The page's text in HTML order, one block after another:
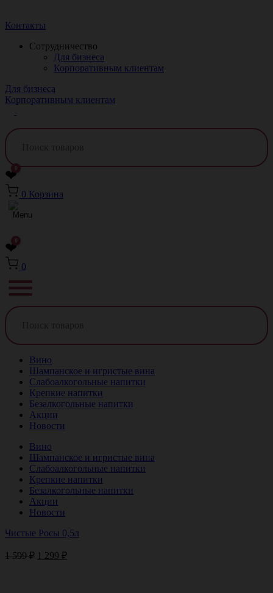
Контакты
Сотрудничество
Для бизнеса
Корпоративным клиентам
Для бизнеса
Корпоративным клиентам
❤0
0 Корзина
❤0
0
Вино
Шампанское и игристые вина
Слабоалкогольные напитки
Крепкие напитки
Безалкогольные напитки
Акции
Новости
Вино
Шампанское и игристые вина
Слабоалкогольные напитки
Крепкие напитки
Безалкогольные напитки
Акции
Новости
Чистые Росы 0,5л
1 599₽ Первоначальная
1 299 ₽Текущая